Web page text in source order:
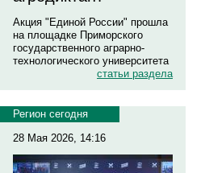
Акция "Единой России" прошла
на площадке Приморского
государственного аграрно-
технологического университета
статьи раздела
Регион сегодня
28 Мая 2026, 14:16